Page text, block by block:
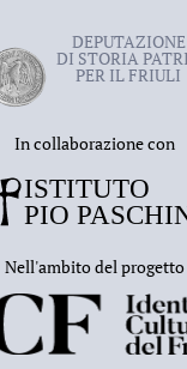
DEPUTAZIONE
DI STORIA
PER IL FRIULI
In collaborazione con
Nell'ambito del progetto